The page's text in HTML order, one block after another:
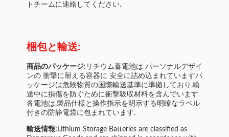
トチームに連絡してください.
梱包と輸送:
商品のパッケージ: リチウム蓄電池は パーソナルデザイ
ンの 衝撃に耐える容器に 安全に詰め込まれていますパ
ッケージは危険物質の国際輸送基準に準拠しており,輸
送中に損傷を防ぐために衝撃吸収材料を含んでいます
各電池は,製品仕様と操作指示を明示する明瞭なラベル
付きの防静電袋に包まれています.
輸送情報: Lithium Storage Batteries are classified as